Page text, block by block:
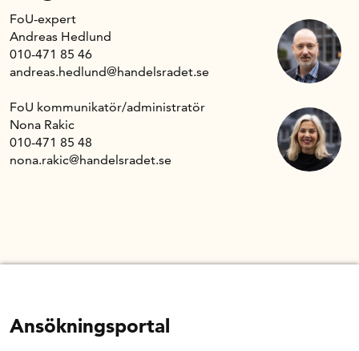
FoU-expert
Andreas Hedlund
010-471 85 46
andreas.hedlund@handelsradet.se
FoU kommunikatör/administratör
Nona Rakic
010-471 85 48
nona.rakic@handelsradet.se
Ansökningsportal